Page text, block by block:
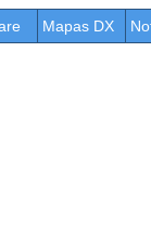
Mapas DX